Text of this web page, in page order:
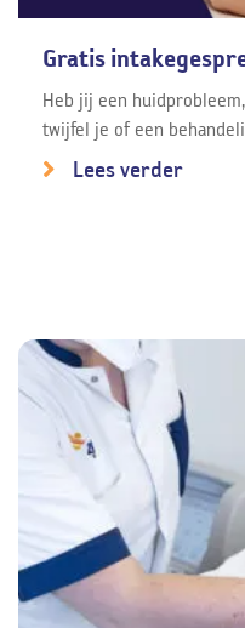
Gratis
Heb jij een
twijfel je of een
Lees verder